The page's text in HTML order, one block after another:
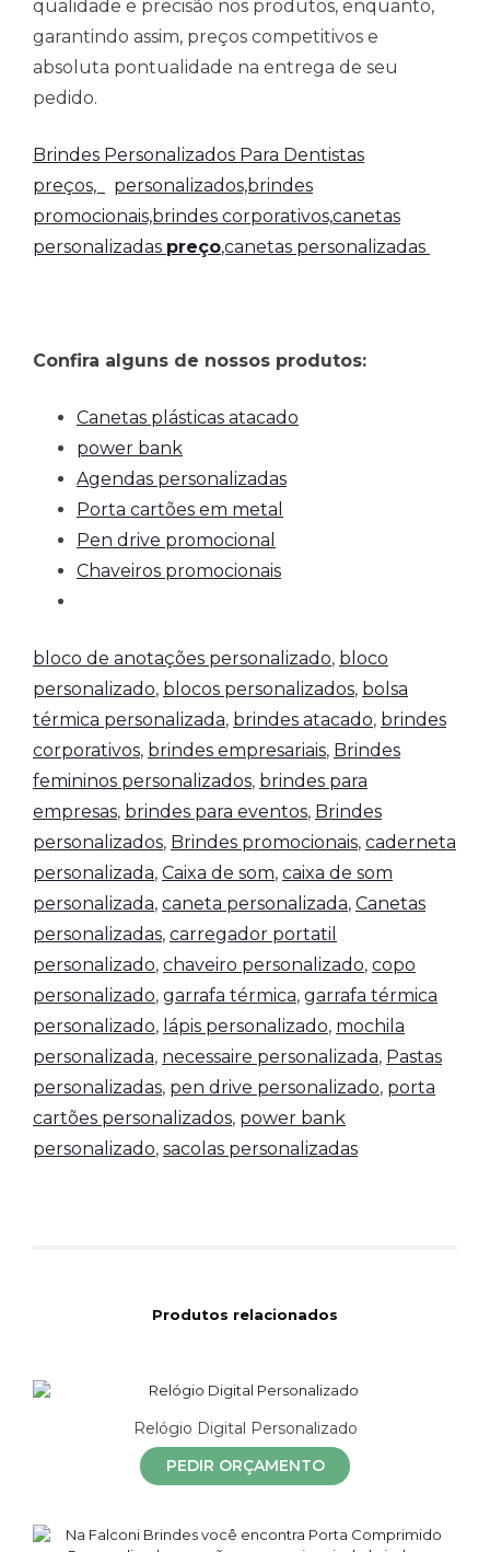
qualidade e precisão nos produtos, enquanto,
garantindo assim, preços competitivos e
absoluta pontualidade na entrega de seu
pedido.
Brindes Personalizados Para Dentistas
preços,
personalizados,brindes
promocionais,brindes corporativos,canetas
personalizadas preço,canetas personalizadas
Confira alguns de nossos produtos:
Canetas plásticas atacado
power bank
Agendas personalizadas
Porta cartões em metal
Pen drive promocional
Chaveiros promocionais
bloco de anotações personalizado, bloco
personalizado, blocos personalizados, bolsa
térmica personalizada, brindes atacado, brindes
corporativos, brindes empresariais, Brindes
femininos personalizados, brindes para
empresas, brindes para eventos, Brindes
personalizados, Brindes promocionais, caderneta
personalizada, Caixa de som, caixa de som
personalizada, caneta personalizada, Canetas
personalizadas, carregador portatil
personalizado, chaveiro personalizado, copo
personalizado, garrafa térmica, garrafa térmica
personalizado, lápis personalizado, mochila
personalizada, necessaire personalizada, Pastas
personalizadas, pen drive personalizado, porta
cartões personalizados, power bank
personalizado, sacolas personalizadas
Produtos relacionados
Relógio Digital Personalizado
PEDIR ORÇAMENTO